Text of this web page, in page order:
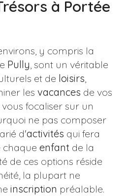
à Portée
y compris la
Pully, sont un véritable
et de loisirs,
les vacances de vos
vous focaliser sur un
ne pas composer
d'activités qui fera
chaque enfant de la
de ces options réside
la plupart ne
inscription préalable.